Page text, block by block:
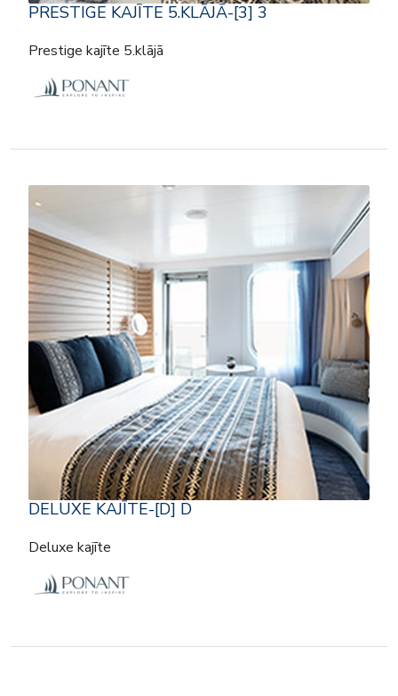
PRESTIGE KAJĪTE 5.KLĀJĀ-[3] 3
Prestige kajīte 5.klājā
DELUXE KAJĪTE-[D] D
Deluxe kajīte